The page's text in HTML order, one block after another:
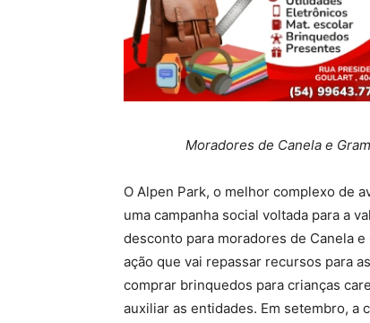
Moradores de Canela e
O Alpen Park, o melhor complexo de
uma campanha social voltada para a
desconto para moradores de Canela
ação que vai repassar recursos para
comprar brinquedos para crianças
auxiliar as entidades. Em setembro, a